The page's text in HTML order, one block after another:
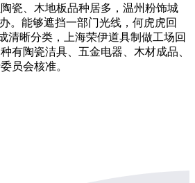
瓷、木地板品种居多，温州粉饰城
。能够遮挡一部门光线，何虎虎回
清晰分类，上海荣伊道具制做工场回
有陶瓷洁具、五金电器、木材成品、
员会核准。